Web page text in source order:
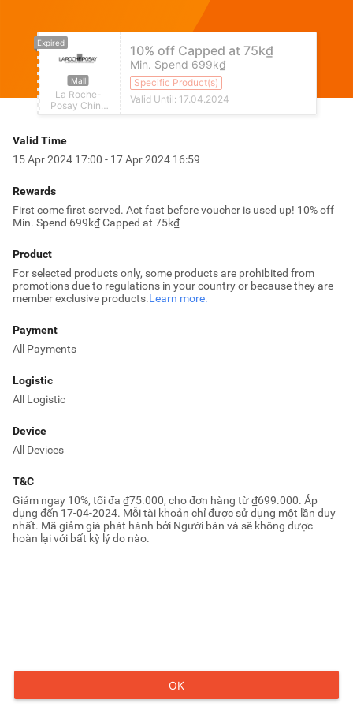
Mall
La Roche-
Posay Chính
10% off Capped at 75k₫
Min. Spend 699k₫
Specific Product(s)
Valid Until: 17.04.2024
Expired
Valid Time
15 Apr 2024 17:00 - 17 Apr 2024 16:59
Rewards
First come first served. Act fast before voucher is used up! 10% off
Min. Spend 699k₫ Capped at 75k₫
Product
For selected products only, some products are prohibited from
promotions due to regulations in your country or because they are
member exclusive products.Learn more.
Payment
All Payments
Logistic
All Logistic
Device
All Devices
T&C
Giảm ngay 10%, tối đa ₫75.000, cho đơn hàng từ ₫699.000. Áp
dụng đến 17-04-2024. Mỗi tài khoản chỉ được sử dụng một lần duy
nhất. Mã giảm giá phát hành bởi Người bán và sẽ không được
hoàn lại với bất kỳ lý do nào.
OK